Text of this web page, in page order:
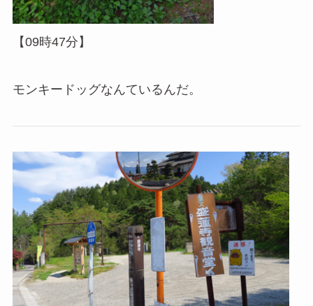
【09時47分】
モンキードッグなんているんだ。